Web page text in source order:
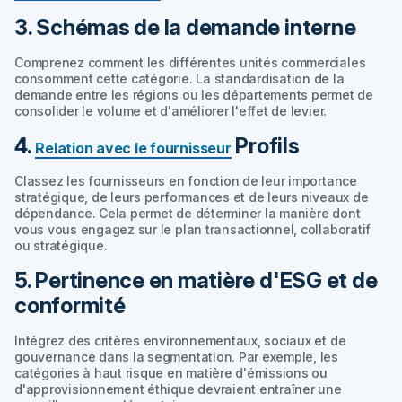
3. Schémas de la demande interne
Comprenez comment les différentes unités commerciales
consomment cette catégorie. La standardisation de la
demande entre les régions ou les départements permet de
consolider le volume et d'améliorer l'effet de levier.
4. Relation avec le fournisseur Profils
Classez les fournisseurs en fonction de leur importance
stratégique, de leurs performances et de leurs niveaux de
dépendance. Cela permet de déterminer la manière dont
vous vous engagez sur le plan transactionnel, collaboratif
ou stratégique.
5. Pertinence en matière d'ESG et de
conformité
Intégrez des critères environnementaux, sociaux et de
gouvernance dans la segmentation. Par exemple , les
catégories à haut risque en matière d'émissions ou
d'approvisionnement éthique devraient entraîner une